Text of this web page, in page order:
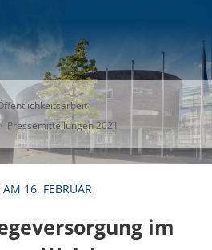
Pressemitteilungen 2021
16. FEBRUAR
im